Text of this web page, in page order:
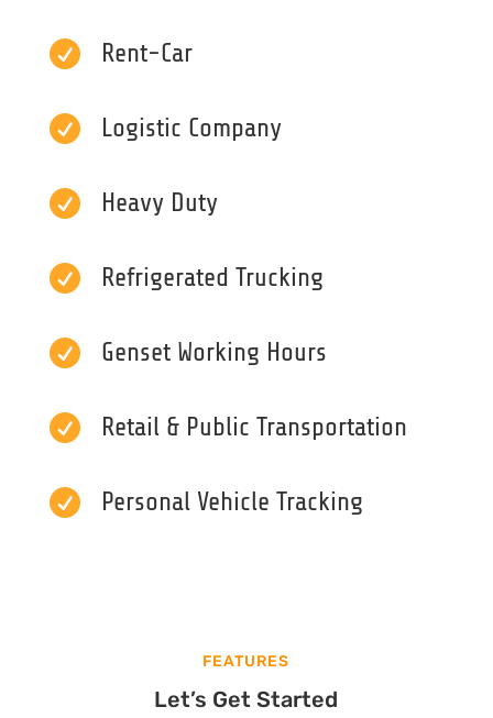
 Rent-Car
 Logistic Company
 Heavy Duty
 Refrigerated Trucking
 Genset Working Hours
 Retail & Public Transportation
 Personal Vehicle Tracking
FEATURES
Let’s Get Started